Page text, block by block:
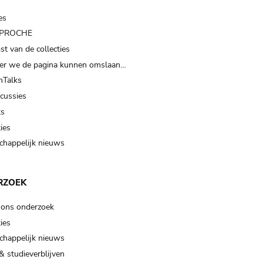
van de collecties
we de pagina kunnen omslaan…
nieuws
onderzoek
nieuws
studieverblijven